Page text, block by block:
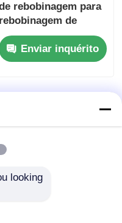
rebobinagem para
rebobinagem de
cabos e fios de alta
Enviar inquérito
looking